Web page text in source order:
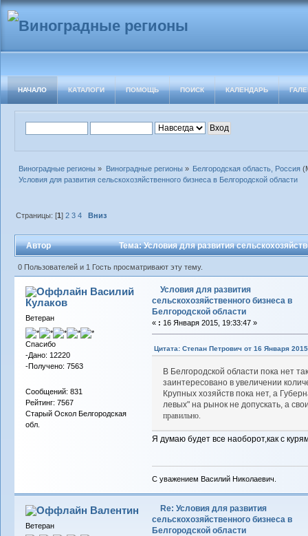
НАЧАЛО КАТАЛОГИ ПОМОЩЬ ПОИСК КАЛЕНДАРЬ
Виноградные регионы » Виноградные регионы » Белгородская область, Россия
Условия для развития сельскохозяйственного бизнеса в Белгородской области
Страницы: [1]2 3 4 Вниз
Автор
Тема: Условия для развития
(Прочитано 15940 раз)
0 Пользователей и 1 Гость просматривают эту тему.
Василий
Кулаков
Ветеран
Спасибо
-Дано: 12220
-Получено: 7563
Сообщений: 831
Рейтинг: 7567
Старый Оскол Белгородская
обл.
Условия для развития
сельскохозяйственного бизнеса в
Белгородской области
« : 16 Января 2015, 19:33:47 »
Цитата: Степан Петрович от 16 Января
В Белгородской области пока нет
заинтересовано в увеличении
Крупных хозяйств пока нет, а
левых" на рынок не допускать, а
правильно.
Я думаю будет все наоборот,как с
С уважением Василий Николаевич.
Валентин
Ветеран
Re: Условия для развития
сельскохозяйственного бизнеса в
Белгородской области